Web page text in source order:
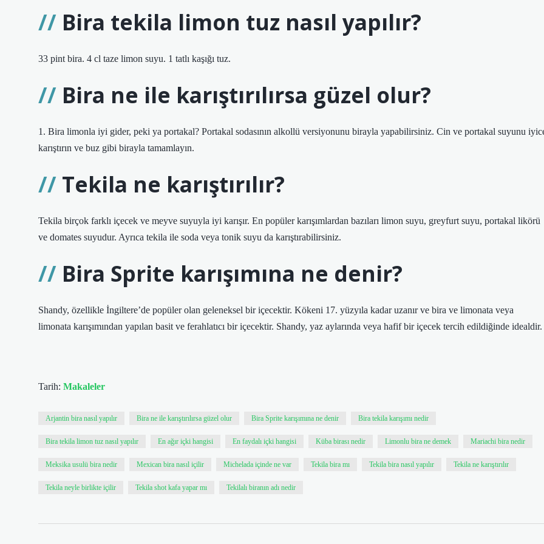
Bira tekila limon tuz nasıl yapılır?
33 pint bira. 4 cl taze limon suyu. 1 tatlı kaşığı tuz.
Bira ne ile karıştırılırsa güzel olur?
1. Bira limonla iyi gider, peki ya portakal? Portakal sodasının alkollü versiyonunu birayla yapabilirsiniz. Cin ve portakal suyunu
karıştırın ve buz gibi birayla tamamlayın.
Tekila ne karıştırılır?
Tekila birçok farklı içecek ve meyve suyuyla iyi karışır. En popüler karışımlardan bazıları limon suyu, greyfurt suyu, portakal likörü
ve domates suyudur. Ayrıca tekila ile soda veya tonik suyu da karıştırabilirsiniz.
Bira Sprite karışımına ne denir?
Shandy, özellikle İngiltere’de popüler olan geleneksel bir içecektir. Kökeni 17. yüzyıla kadar uzanır ve bira ve limonata veya
limonata karışımından yapılan basit ve ferahlatıcı bir içecektir. Shandy, yaz aylarında veya hafif bir içecek tercih edildiğinde idealdir.
Tarih: Makaleler
Arjantin bira nasıl yapılır Bira ne ile karıştırılırsa güzel olur Bira Sprite karışımına ne denir Bira tekila karışımı nedir
Bira tekila limon tuz nasıl yapılır En ağır içki hangisi En faydalı içki hangisi Küba birası nedir Limonlu bira ne demek Mariachi bira nedir
Meksika usulü bira nedir Mexican bira nasıl içilir Michelada içinde ne var Tekila bira mı Tekila bira nasıl yapılır Tekila ne karıştırılır
Tekila neyle birlikte içilir Tekila shot kafa yapar mı Tekilalı biranın adı nedir